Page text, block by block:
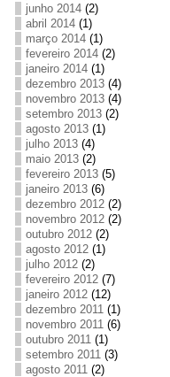
junho 2014(2)
abril 2014(1)
março 2014(1)
fevereiro 2014(2)
janeiro 2014(1)
dezembro 2013(4)
novembro 2013(4)
setembro 2013(2)
agosto 2013(1)
julho 2013(4)
maio 2013(2)
fevereiro 2013(5)
janeiro 2013(6)
dezembro 2012(2)
novembro 2012(2)
outubro 2012(2)
agosto 2012(1)
julho 2012(2)
fevereiro 2012(7)
janeiro 2012(12)
dezembro 2011(1)
novembro 2011(6)
outubro 2011(1)
setembro 2011(3)
agosto 2011(2)